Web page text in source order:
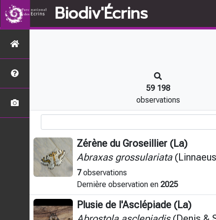
Biodiv'Écrins
59 198
observations
Zérène du Groseillier (La)
Abraxas grossulariata
7observations
Dernière observation en 2025
Plusie de l'Asclépiade (La)